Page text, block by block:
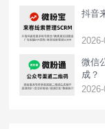
抖音
微信
成？